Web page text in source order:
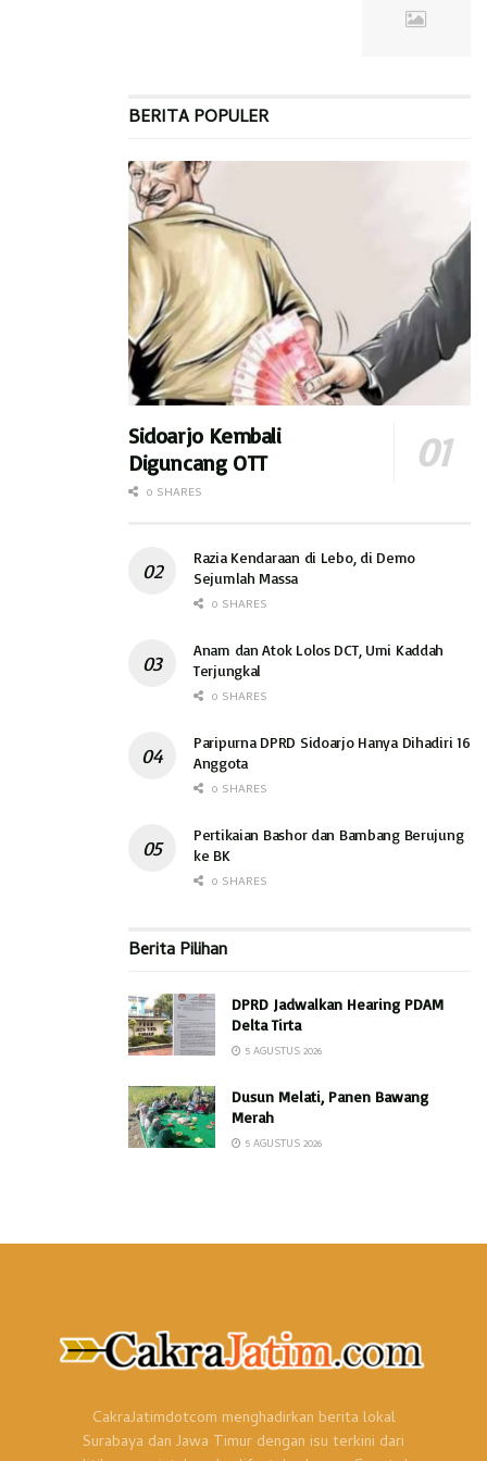
fasilitas yang sudah ada saat ini,” tutup Zubaidah. (hdi)
BERITA POPULER
Sidoarjo Kembali
Diguncang OTT
0 SHARES
Razia Kendaraan di Lebo, di Demo
Sejumlah Massa
0 SHARES
Anam dan Atok Lolos DCT, Umi Kaddah
Terjungkal
0 SHARES
Paripurna DPRD Sidoarjo Hanya Dihadiri 16
Anggota
0 SHARES
Pertikaian Bashor dan Bambang Berujung
ke BK
0 SHARES
Berita Pilihan
DPRD Jadwalkan Hearing PDAM
Delta Tirta
5 AGUSTUS 2026
Dusun Melati, Panen Bawang
Merah
5 AGUSTUS 2026
CakraJatimdotcom menghadirkan berita lokal
Surabaya dan Jawa Timur dengan isu terkini dari